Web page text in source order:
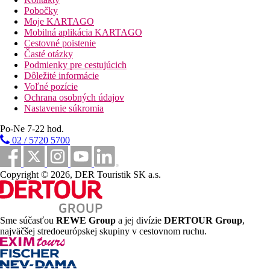
vstup a čiastočne bezbariérové kúpeľne. Upratovanie izieb a
concierge služba sú zadarmo. Izbový servis, služba prania
bielizne, služba žehlenia bielizne a zdravotná služba sú za
poplatok.
Bazén:
K vonkajšiemu vybaveniu moderného hotela patrí bazén so
sladkou vodou a detský bazénik. Tu sú k dispozícii lehátka a
slnečníky (zdarma). Bar pri bazéne ponúka hosťom osviežujúce
nápoje. (otvorené od 10:30 - 18:00).
Raňajky (07:00 - 10:00 hod.) formou bufetu. Polpenzia: vrátane
raňajok a obed alebo večera. All inclusive: raňajky, obedy a
večere. Raňajky, obedy a večere iba vo vybraných reštauráciách.
K dispozícii sú aj detské menu. Voda a koktaily v určitých
hodinách. Nealkoholické nápoje (10.30 - 00.00 hod.), pivo
(10.30 - 00.00 hod.), víno (10.30 - 00.00 hod.), káva a čaj
(10.30 - 00.00 hod.), národné alkoholické nápoje (10.30 (15:00 -
18:00 hod.), nápoj na uvítanie a internet zdarma.
Šport/ voľný čas:
Športová a voľnočasová ponuka: biliard (prípadne za poplatok),
fitness, stolný tenis (prípadne za poplatok) a šípky (prípadne za
poplatok). Požičovňa bicyklov. Ponuka wellness: kúpeľná
Pobočky
Moje KARTAGO
Mobilná aplikácia KARTAGO
Cestovné poistenie
Časté otázky
Podmienky pre cestujúcich
Dôležité informácie
Voľné pozície
Ochrana osobných údajov
Nastavenie súkromia
Po-Ne 7-22 hod.
02 / 5720 5700
Copyright © 2026, DER Touristik SK a.s.
Sme súčasťou REWE Group a jej divízie DERTOUR Group,
najväčšej stredoeurópskej skupiny v cestovnom ruchu.